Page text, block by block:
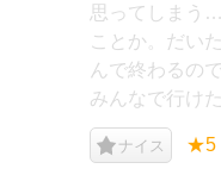
思ってしまう
ことか。だい
んで終わるの
みんなで行け
ナイス ★5